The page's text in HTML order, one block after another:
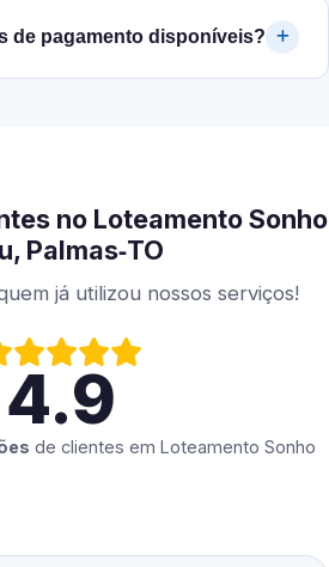
de pagamento disponíveis?
no Loteamento Sonho
Palmas‑TO
já utilizou nossos serviços!
4.9
de clientes em Loteamento Sonho